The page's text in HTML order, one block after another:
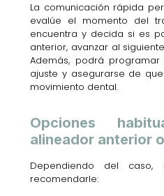
La comunicación rápida
evalúe el momento del
encuentra y decida si es
anterior, avanzar al
Además, podrá
ajuste y asegurarse de
movimiento dental.
Opciones
alineador anterior
Dependiendo del caso,
recomendarle: